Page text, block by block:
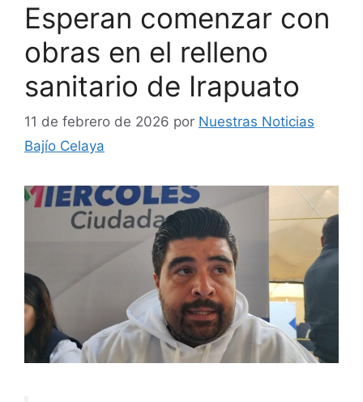
Esperan comenzar con
obras en el relleno
sanitario de Irapuato
11 de febrero de 2026 por Nuestras Noticias
Bajío Celaya